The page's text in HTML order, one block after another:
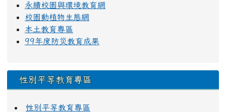
永續校園與環境教育網
校園動植物生態網
本土教育專區
99年度防災教育成果
性別平等教育專區
性別平等教育專區